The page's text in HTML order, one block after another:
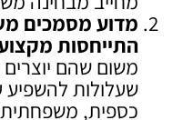
מדוע מסמכים
התייחסות
משום שהם יוצרים
שעלולות
כספית,